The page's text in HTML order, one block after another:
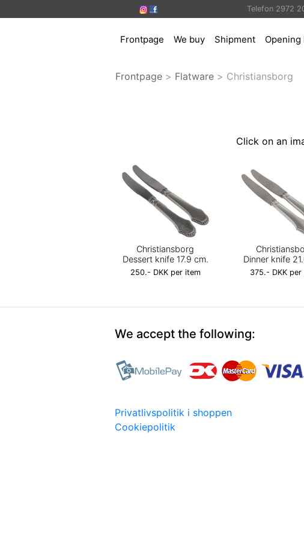
Telefon 2972
Frontpage We buy Shipment Opening
Frontpage > Flatware > Christiansborg
Click on an
Christiansborg
Dessert knife 17.9 cm.
250.- DKK per item
Dinner knife
375.- DKK per
We accept the following:
Privatlivspolitik i shoppen
Cookiepolitik